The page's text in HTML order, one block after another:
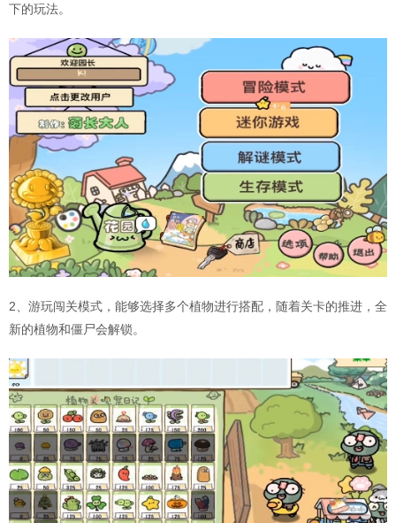
下的玩法。
2、游玩闯关模式，能够选择多个植物进行搭配，随着关卡的推进，全
新的植物和僵尸会解锁。